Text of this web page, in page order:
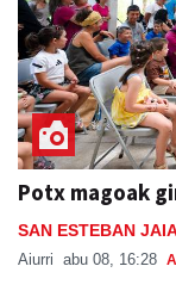
Potx magoak
SAN ESTEBAN
Aiurri abu 08, 16:28